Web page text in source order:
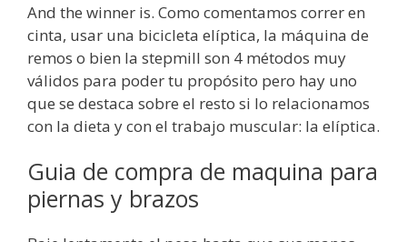
And the winner is. Como comentamos correr en
cinta, usar una bicicleta elíptica, la máquina de
remos o bien la stepmill son 4 métodos muy
válidos para poder tu propósito pero hay uno
que se destaca sobre el resto si lo relacionamos
con la dieta y con el trabajo muscular: la elíptica.
Guia de compra de maquina para
piernas y brazos